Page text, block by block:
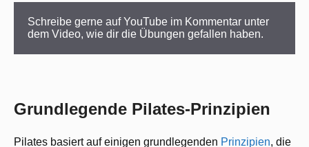
Schreibe gerne auf YouTube im Kommentar unter
dem Video, wie dir die Übungen gefallen haben.
Grundlegende Pilates-Prinzipien
Pilates basiert auf einigen grundlegenden Prinzipien, die